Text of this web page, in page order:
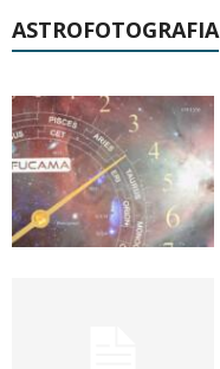
ASTROFOTOGRAFIA